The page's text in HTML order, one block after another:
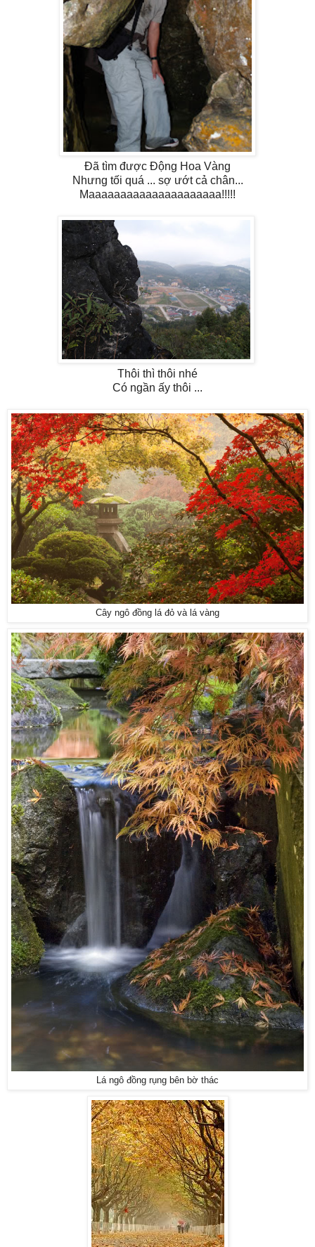
Đã tìm được Động Hoa Vàng
Nhưng tối quá ... sợ ướt cả chân...
Maaaaaaaaaaaaaaaaaaaaa!!!!!
Thôi thì thôi nhé
Có ngần ấy thôi ...
Cây ngô đồng lá đỏ và lá vàng
Lá ngô đồng rụng bên bờ thác